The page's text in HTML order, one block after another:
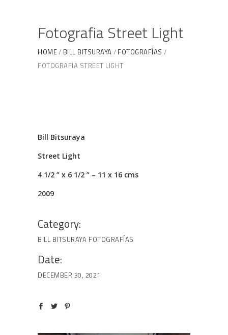
Fotografia Street Light
HOME BILL BITSURAYA
FOTOGRAFÍAS
FOTOGRAFIA STREET LIGHT
Bill Bitsuraya
Street Light
4 1/2 ” x 6 1/2 ” – 11 x 16 cms
2009
Category:
BILL BITSURAYA FOTOGRAFÍAS
Date:
DECEMBER 30, 2021